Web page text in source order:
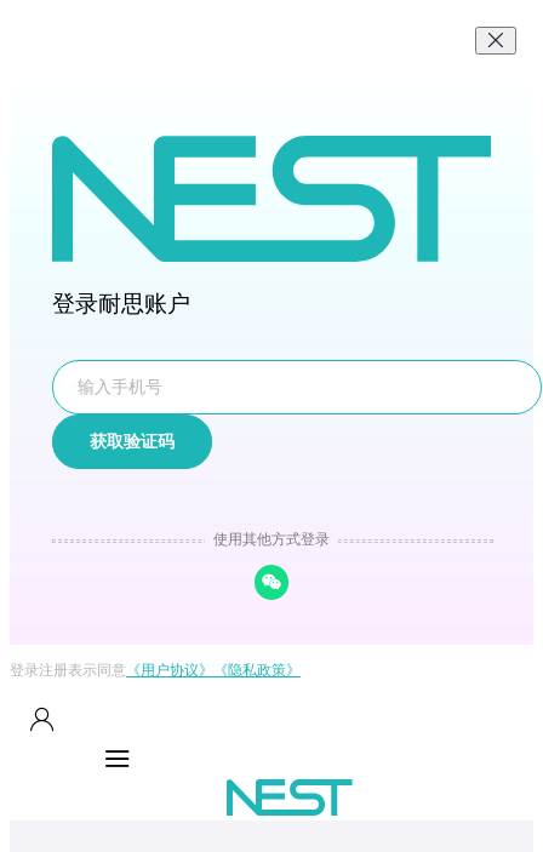
登录耐思账户
获取验证码
使用其他方式登录
登录注册表示同意 《用户协议》 《隐私政策》